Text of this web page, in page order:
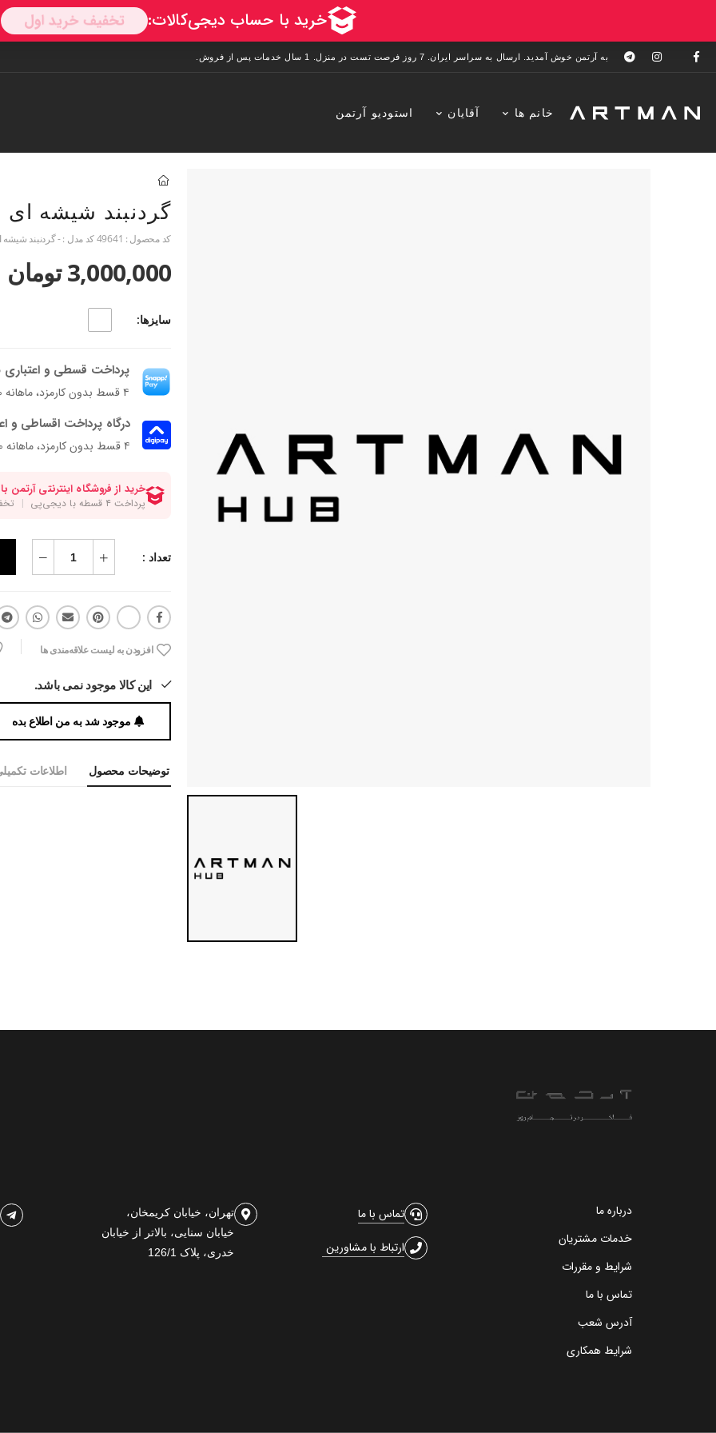
به آرتمن خوش آمدید. ارسال به سراسر ایران. 7 روز فرصت تست در منزل. 1 سال خدمات پس از فروش.
خانم ها آقایان استودیو آرتمن
گردنبند شیشه
کد محصول : 49641کد مدل :- گردنبند شیشه
3,000,000 تومان
سایزها:
پرداخت قسطی و اعتباری
۴ قسط بدون کارمزد، ماهانه ۷۵۰٬۰۰۰ تومان
درگاه پرداخت اقساطی و
۴ قسط بدون کارمزد، ماهانه 750,000 تومان
تعداد :
افزودن به لیست علاقه‌مندی ها
این کالا موجود نمی باشد.
موجود شد به من اطلاع بده
توضیحات محصول اطلاعات
درباره ما
خدمات مشتریان
شرایط و مقررات
تماس با ما
آدرس شعب
شرایط همکاری
تماس با ما
ارتباط با مشاورین
تهران، خیابان کریمخان،
خیابان سنایی، بالاتر از خیابان
خدری، پلاک 126/1